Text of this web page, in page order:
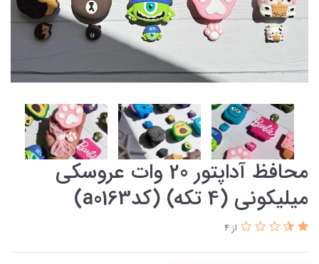
محافظ آداپتور 20 وات عروسکی
میلیکونی (4 تکه) (کدa0163)
از 4